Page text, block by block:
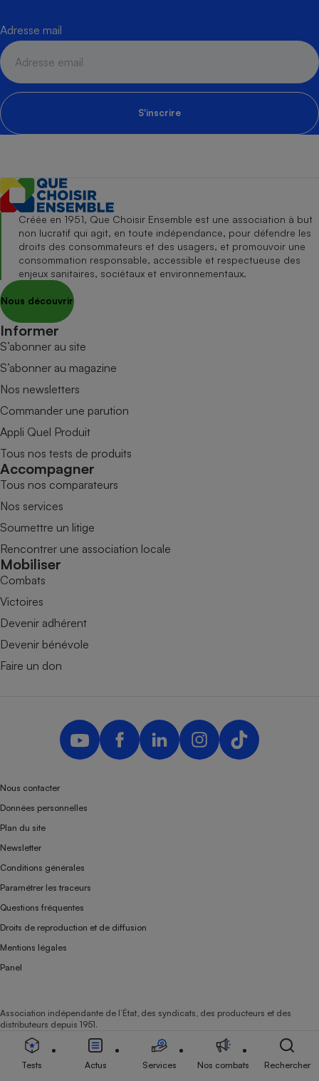
Adresse mail
S'inscrire
Créée en 1951, Que Choisir Ensemble est une association à but
non lucratif qui agit, en toute indépendance, pour défendre les
droits des consommateurs et des usagers, et promouvoir une
consommation responsable, accessible et respectueuse des
enjeux sanitaires, sociétaux et environnementaux.
Nous découvrir
Informer
S’abonner au site
S’abonner au magazine
Nos newsletters
Commander une parution
Appli Quel Produit
Tous nos tests de produits
Accompagner
Tous nos comparateurs
Nos services
Soumettre un litige
Rencontrer une association locale
Mobiliser
Combats
Victoires
Devenir adhérent
Devenir bénévole
Faire un don
Nous contacter
Données personnelles
Plan du site
Newsletter
Conditions générales
Paramétrer les traceurs
Questions fréquentes
Droits de reproduction et de diffusion
Mentions légales
Panel
Association indépendante de l’État, des syndicats, des producteurs et des
distributeurs depuis 1951.
Tests Actus Services Nos combats Rechercher